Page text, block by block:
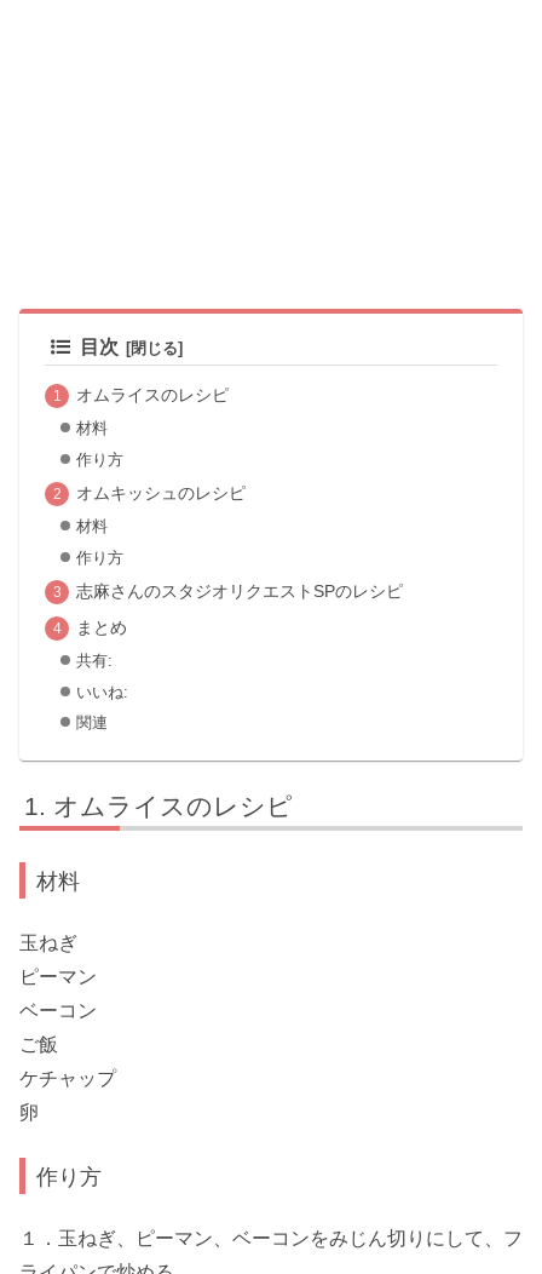
目次
オムライスのレシピ
材料
作り方
オムキッシュのレシピ
材料
作り方
志麻さんのスタジオリクエストSPのレシピ
まとめ
共有:
いいね:
関連
オムライスのレシピ
材料
玉ねぎ
ピーマン
ベーコン
ご飯
ケチャップ
卵
作り方
１．玉ねぎ、ピーマン、ベーコンをみじん切りにして、フ